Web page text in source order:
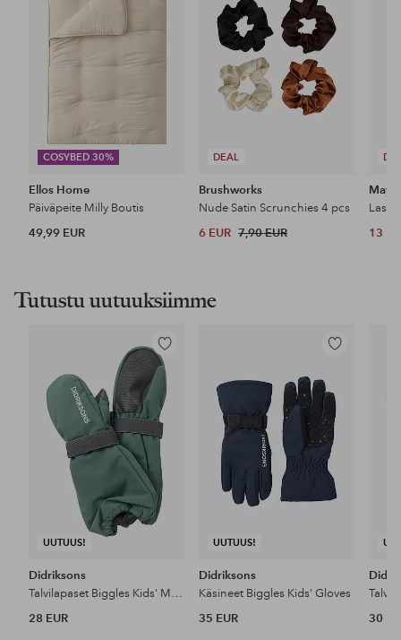
COSYBED 30%
Ellos Home
Päiväpeite Milly Boutis
49,99 EUR
DEAL
Brushworks
Nude Satin Scrunchies 4 pcs
6 EUR 7,90 EUR 13
Tutustu uutuuksiimme
UUTUUS!
Lisää
suosikkeihin
Didriksons
Talvilapaset Biggles Kids' Mittens
28 EUR
UUTUUS!
Lisää
Didriksons
Käsineet Biggles Kids' Gloves
35 EUR
30